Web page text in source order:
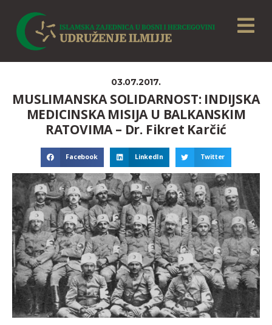
03.07.2017.
MUSLIMANSKA SOLIDARNOST: INDIJSKA
MEDICINSKA MISIJA U BALKANSKIM
RATOVIMA – Dr. Fikret Karčić
Facebook LinkedIn Twitter